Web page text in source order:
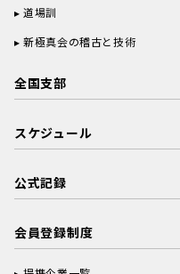
道場訓
新極真会の稽古と技術
全国支部
スケジュール
公式記録
会員登録制度